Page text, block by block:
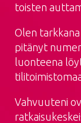
toisten
Olen tarkkana
pitänyt
luonteena
Vahvuuteni